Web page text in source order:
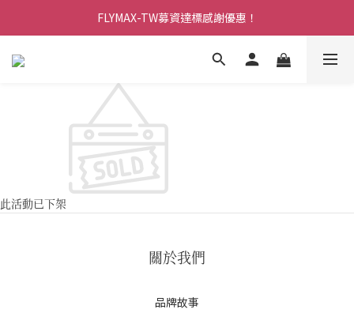
加入會員享$100購物金
FLYMAX-TW募資達標感謝優惠！
加入會員享$100購物金
此活動已下架
關於我們
品牌故事